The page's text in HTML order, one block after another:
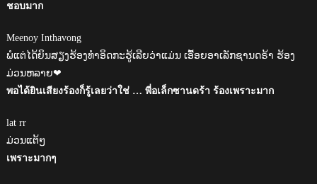
ชอบมาก
Meenoy Inthavong
ພໍແຕ່ໄດ້ຍິນສຽງຮ້ອງທຳອິດກະຮູ້ເລີຍວ່າແມ່ນ ເອື້ອຍອາເລັກຊານດຣ້າ ຮ້ອງ
ມ່ວນຫລາຍ❤
พอได้ยินเสียงร้องก็รู้เลยว่าใช่ … พี่อเล็กซานดร้า ร้องเพราะมาก
lat rr
ມ່ວນແຕ້ໆ
เพราะมากๆ